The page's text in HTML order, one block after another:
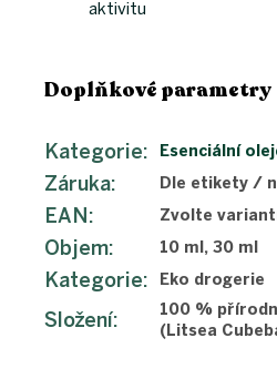
aktivitu
Doplňkové parametry
Kategorie: Esenciální
Záruka: Dle etikety /
EAN: Zvolte
Objem: 10 ml, 30 ml
Kategorie: Eko drogerie
Složení:
100 %
(Litsea